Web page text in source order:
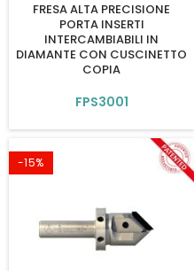
FRESA ALTA PRECISIONE
PORTA INSERTI
INTERCAMBIABILI IN
DIAMANTE CON CUSCINETTO
COPIA
FPS3001
-15%